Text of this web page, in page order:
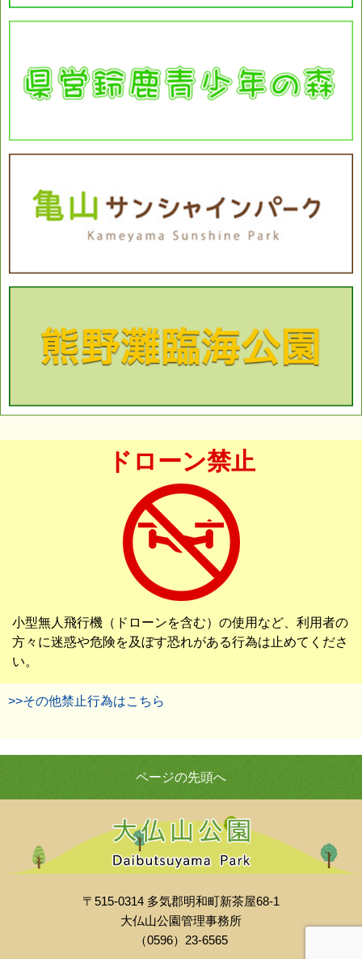
ドローン禁止
小型無人飛行機（ドローンを含む）の使用など、利用者の
方々に迷惑や危険を及ぼす恐れがある行為は止めてくださ
い。
>>その他禁止行為はこちら
ページの先頭へ
〒515-0314 多気郡明和町新茶屋68-1
大仏山公園管理事務所
（0596）23-6565